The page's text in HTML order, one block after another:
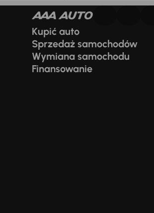
Kupić auto
Sprzedaż samochodów
Wymiana samochodu
Finansowanie